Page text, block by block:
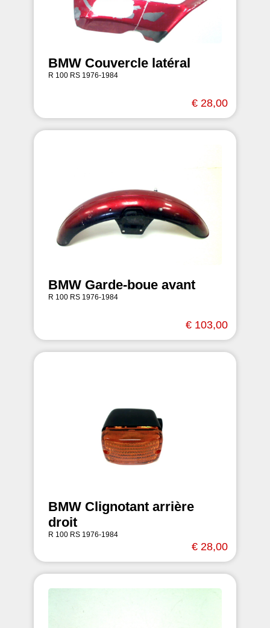
BMW Couvercle latéral
R 100 RS 1976-1984
€ 28,00
BMW Garde-boue avant
R 100 RS 1976-1984
€ 103,00
BMW Clignotant arrière
droit
R 100 RS 1976-1984
€ 28,00